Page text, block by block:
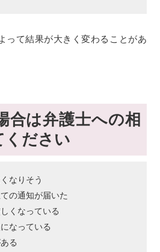
って結果が大きく変わることがあ
合は弁護士への相
ください
なりそう
の通知が届いた
くなっている
なっている
る